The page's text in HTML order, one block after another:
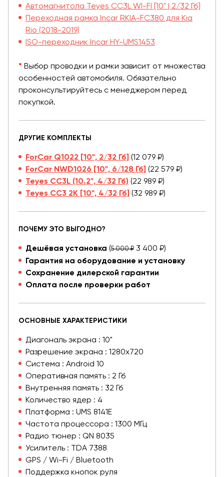
Автомагнитола Teyes CC3L WI-FI [10" | 2/32 Гб]
Переходная рамка Incar RKIA-FC380 для Kia
Rio (2018-2019)
ISO-переходник Incar HY-UMS1453
* Выбор проводки и рамки зависит от множества
особенностей автомобиля. Обязательно
проконсультируйтесь с менеджером перед
покупкой.
ДРУГИЕ КОМПЛЕКТЫ
ForCar Q1022 [10", 2/32 Гб] (12 079 ₽)
ForCar NWD1026 [10", 6/128 Гб] (22 579 ₽)
Teyes CC3L (10.2", 4/32 Гб) (22 989 ₽)
Teyes CC3 2K [10", 4/32 Гб] (32 989 ₽)
ПОЧЕМУ ЭТО ВЫГОДНО?
Дешёвая установка (5 000 ₽ 3 400 ₽)
Гарантия на оборудование и установку
Сохранение дилерской гарантии
Оплата после проверки работ
ОСНОВНЫЕ ХАРАКТЕРИСТИКИ
Диагональ экрана : 10"
Разрешение экрана : 1280х720
Система : Android 10
Оперативная память : 2 Гб
Внутренняя память : 32 Гб
Количество ядер : 4
Платформа : UMS 8141E
Частота процессора : 1300 МГц
Радио тюнер : QN 8035
Усилитель : TDA 7388
GPS / Wi-Fi / Bluetooth
Поддержка кнопок руля